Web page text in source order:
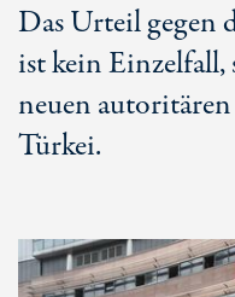
Das Urteil gegen
ist kein Einzelfall,
neuen
Türkei.